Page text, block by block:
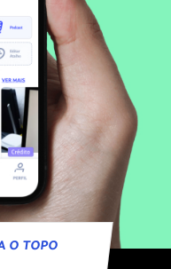
O TOPO